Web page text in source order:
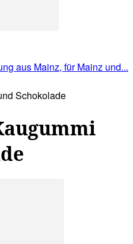
Schokolade